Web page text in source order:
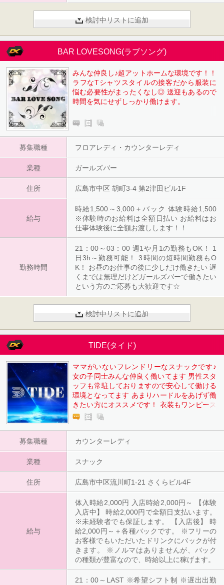
検討中リストに追加
BAR LOVESONG(ラブソング)
みんな仲良し♪超アットホームな環境です！！
ラフなTシャツスタイルの接客だから服装に
悩む必要性がまったくなし◎ 送迎もあるので
時間を気にせずしっかり働けます。
募集職種 フロアレディ・カウンターレディ
業種 ガールズバー
住所 広島市中区 胡町3-4 第2津田ビル1F
給与
時給1,500～3,000＋バック 体験時給1,500
※体験時のお給料は全額日払い お給料はお
仕事体験後に全額お渡しします！！
勤務時間
21：00～03：00 週1や月1の勤務もOK！ 1
日3h～勤務可能！ 3時間の短時間勤務もO
K！ お昼のお仕事の後に少しだけ働きたい 遅
くまでは無理だけどガールズバーで働きたい
という方のご応募も大歓迎です☆
検討中リストに追加
TIDE(タイド)
ママがいないフレンドリーなスナックです♪
女の子同士みんな仲良く働いてます 男性スタ
ッフも常駐しておりますので安心して働ける
環境となってます あまりハードルをあげず働
きたい方にオススメです！ 衣装もワンピース
などの私服でOKで、ルールもかなり緩めで
募集職種 カウンターレディ
業種 スナック
住所 広島市中区流川町1-21 さくらビル4F
給与
体入時給2,000円 入店時給2,000円～ 【体験
入店中】 時給2,000円で全額日支払います。
※未経験者でも保証します。 【入店後】 時
給2,000円～＋各種バックです。 ※フリーの
お客様でもいただいたドリンクにバックが付
きます。 ※ノルマはありませんが、バック
の種類が豊富なので、時給以上に稼げます。
21：00～LAST ※希望シフト制 ※遅出出勤